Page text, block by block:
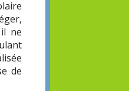
ne
de